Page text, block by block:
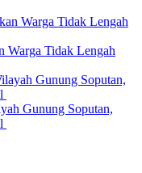
Warga Tidak Lengah
Gunung Soputan,